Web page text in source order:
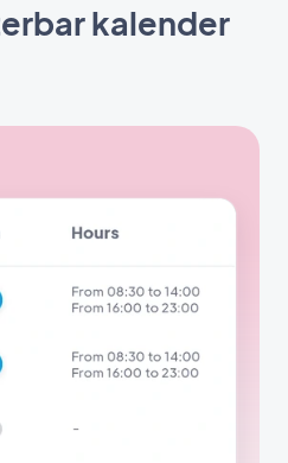
kalender